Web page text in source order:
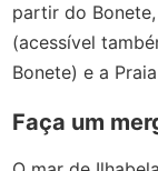
partir do
(acessível
Bonete) e a
Faça um